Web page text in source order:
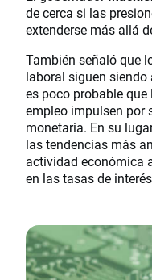
de cerca si las
extenderse más allá
También señaló que
laboral siguen
es poco probable
empleo impulsen por
monetaria. En su
las tendencias más
actividad económica
en las tasas de